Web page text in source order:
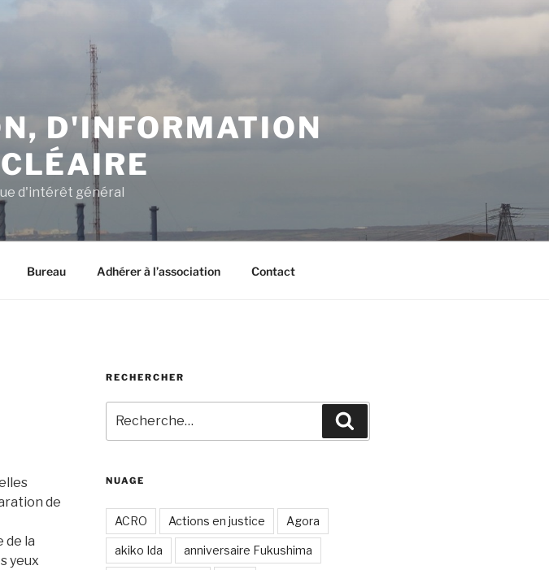
D'INFORMATION
d'intérêt général
Bureau Adhérer à l’association Contact
de
de la
yeux
RECHERCHER
pour
:
NUAGE
ACRO Actions en justice Agora
akiko Ida anniversaire Fukushima